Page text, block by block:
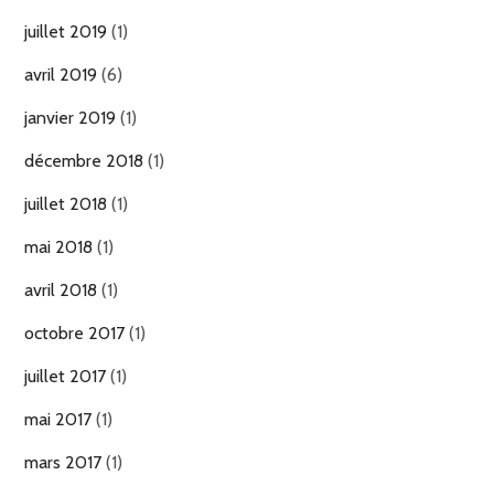
juillet 2019 (1)
avril 2019 (6)
janvier 2019 (1)
décembre 2018 (1)
juillet 2018 (1)
mai 2018 (1)
avril 2018 (1)
octobre 2017 (1)
juillet 2017 (1)
mai 2017 (1)
mars 2017 (1)